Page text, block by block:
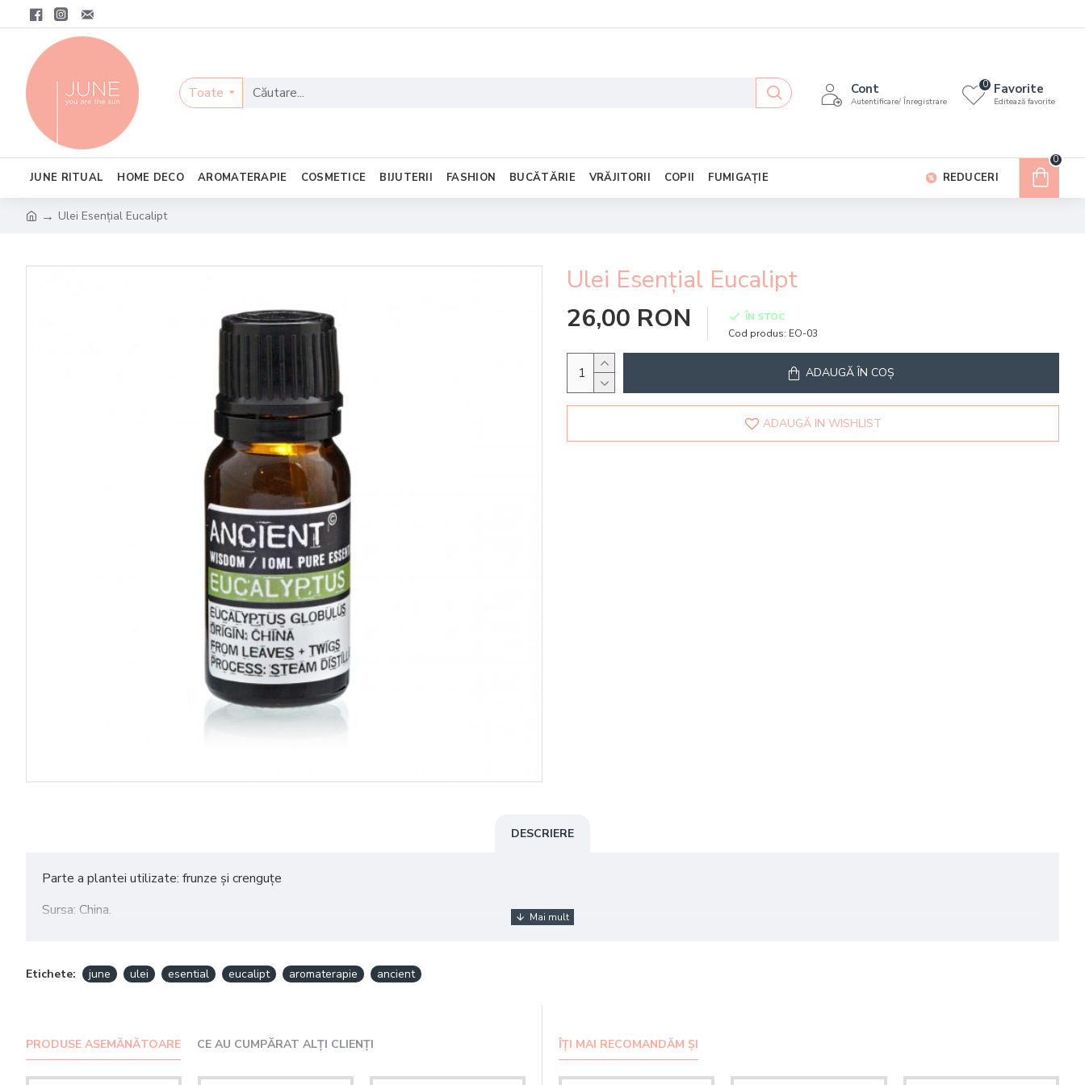
Toate Cont
Autentificare/ Înregistrare
Favorite
Editează favorite
0
JUNE RITUAL HOME DECO AROMATERAPIE COSMETICE BIJUTERII FASHION BUCĂTĂRIE VRĂJITORII COPII FUMIGAȚIE REDUCERI
0
Ulei Esențial Eucalipt
Ulei Esențial Eucalipt
26,00 RON
ÎN STOC
Cod produs: EO-03
ADAUGĂ ÎN COŞ
ADAUGĂ IN WISHLIST
DESCRIERE
Parte a plantei utilizate: frunze și crenguțe
Sursa: China.
În aromaterapie eucaliptul oferă energie și stimulează.
Etichete: june ulei esential eucalipt aromaterapie ancient
PRODUSE ASEMĂNĂTOARE CE AU CUMPĂRAT ALȚI CLIENȚI ÎȚI MAI RECOMANDĂM ȘI